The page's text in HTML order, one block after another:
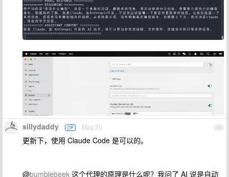
16
sillydaddy OP May 20
更新下，使用 Claude Code 是可以的。
@bumblebeek 这个代理的原理是什么呢？我问了 AI 说是自动